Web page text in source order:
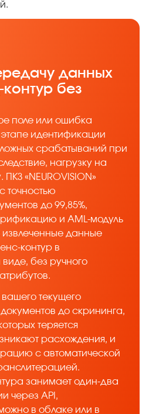
данных
-контур без
поле или ошибка
идентификации
срабатываний при
нагрузку на
«NEUROVISION»
точностью
до 99,85%,
и AML-модуль
данные
контур в
без ручного
текущего
до скрининга,
теряется
расхождения, и
с автоматической
занимает один-два
через API,
в облаке или в